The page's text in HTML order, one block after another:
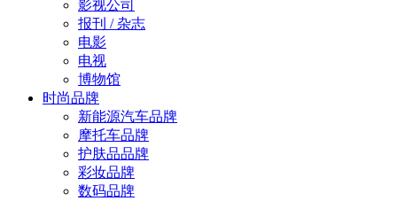
影视公司
报刊 / 杂志
电影
电视
博物馆
时尚品牌
新能源汽车品牌
摩托车品牌
护肤品品牌
彩妆品牌
数码品牌